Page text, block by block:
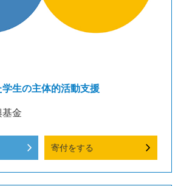
生の主体的活動支援
基金
寄付をする